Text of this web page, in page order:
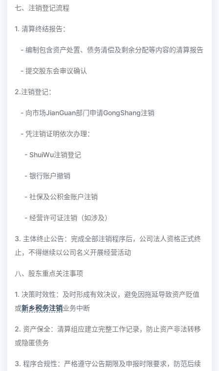
七、注销登记流程
1. 清算终结报告：
- 编制包含资产处置、债务清偿及剩余分配等内容的清算报告
- 提交股东会审议确认
2.注销登记：
- 向市场JianGuan部门申请GongShang注销
- 凭注销证明依次办理：
- ShuiWu注销登记
- 银行账户撤销
- 社保及公积金账户注销
- 经营许可证注销（如涉及）
3. 主体终止公告：完成全部注销程序后，公司法人资格正式终
止，不得继续以公司名义开展经营活动
八、股东重点关注事项
1. 决策时效性：及时形成有效决议，避免因拖延导致资产贬值
或新乡税务注销业务中断
2. 资产保全：清算组应建立完整工作记录，防止资产非法转移
或隐匿债务
3. 程序合规性：严格遵守公告期限及申报时限要求，防范后续